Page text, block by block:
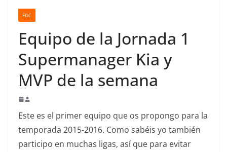
FDC
Equipo de la Jornada 1
Supermanager Kia y
MVP de la semana
Este es el primer equipo que os propongo para la
temporada 2015-2016. Como sabéis yo también
participo en muchas ligas, así que para evitar